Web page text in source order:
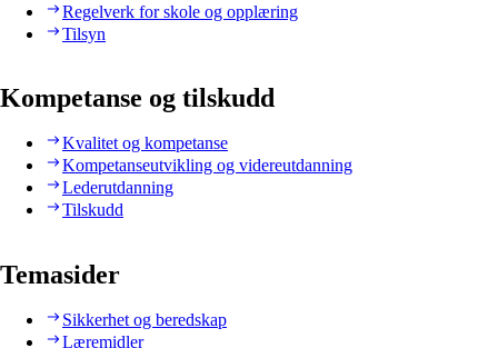
Regelverk for skole og opplæring
Tilsyn
Kompetanse og tilskudd
Kvalitet og kompetanse
Kompetanseutvikling og videreutdanning
Lederutdanning
Tilskudd
Temasider
Sikkerhet og beredskap
Læremidler